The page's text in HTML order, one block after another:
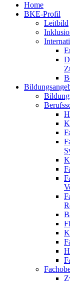
Home
BKE-Profil
Leitbild